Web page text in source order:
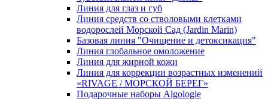
Линия для глаз и губ
Линия средств со стволовыми клетками
водорослей Морской Сад (Jardin Marin)
Базовая линия "Очищение и детоксикация"
Линия глобальное омоложение
Линия для жирной кожи
Линия для коррекции возрастных изменений
«RIVAGE / МОРСКОЙ БЕРЕГ»
Подарочные наборы Algologie